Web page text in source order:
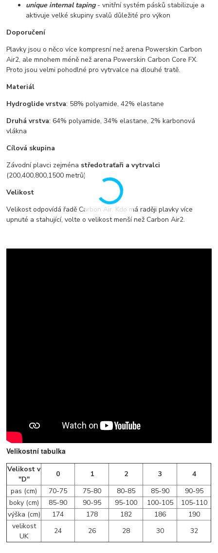
unique internal taping- vnitřní systém pásků stabilizuje a
aktivuje velké skupiny svalů důležité pro výkon
Doporučení
Plavky jsou o něco více kompresní než arena Powerskin Carbon
Air2, ale mnohem méně než arena Powerskin Carbon Core FX.
Proto jsou velmi pohodlné pro vytrvalce na dlouhé tratě.
Materiál
Hydroglide vrstva: 58% polyamide, 42% elastane
Druhá vrstva: 64% polyamide, 34% elastane, 2% karbonová
vlákna
Cílová skupina
Závodní plavci zejména středotraťaři a vytrvalci
(200,400,800,1500 metrů).
Velikost
Velikost odpovídá řadě Carbon Air. Kdo má raději plavky více
upnuté a stahující, volte o velikost menší než Carbon Air2.
Velikostní tabulka
Velikost v
"D"
0 1 2 3
4
pas (cm)
70-75 75-80 80-85 85-90
90-95
boky (cm)
85-90 90-95 95-100 100-105
105-110
výška (cm)
174 178 182 186
190
velikost
UK
24 26 28 30 32